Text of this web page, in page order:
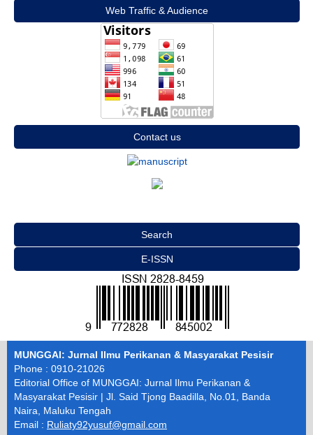
Web Traffic & Audience
Contact us
Search
E-ISSN
MUNGGAI: Jurnal Ilmu Perikanan & Masyarakat Pesisir
Phone : 0910-21026
Editorial Office of MUNGGAI: Jurnal Ilmu Perikanan &
Masyarakat Pesisir | Jl. Said Tjong Baadilla, No.01, Banda
Naira, Maluku Tengah
Email : Ruliaty92yusuf@gmail.com